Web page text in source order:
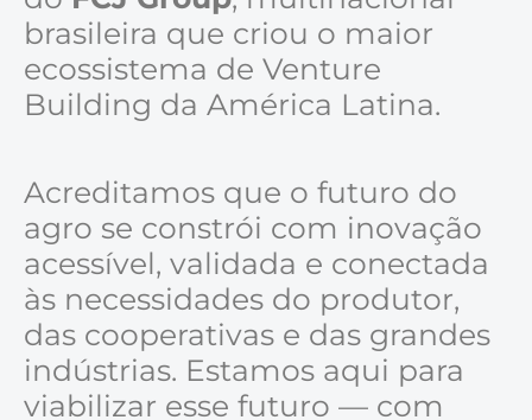
brasileira que criou o maior
ecossistema de Venture
Building da América Latina.
Acreditamos que o futuro do
agro se constrói com inovação
acessível, validada e conectada
às necessidades do produtor,
das cooperativas e das grandes
indústrias. Estamos aqui para
viabilizar esse futuro — com